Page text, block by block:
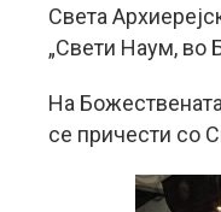
Света
„Свети Наум, во
На
се причести со